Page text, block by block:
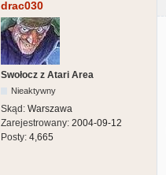
drac030
Swołocz z Atari Area
Nieaktywny
Skąd: Warszawa
Zarejestrowany: 2004-09-12
Posty: 4,665